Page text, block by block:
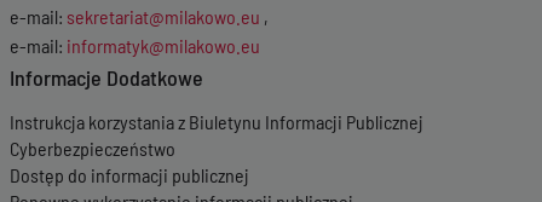
e-mail: sekretariat@milakowo.eu ,
e-mail: informatyk@milakowo.eu
Informacje Dodatkowe
Instrukcja korzystania z Biuletynu Informacji Publicznej
Cyberbezpieczeństwo
Dostęp do informacji publicznej